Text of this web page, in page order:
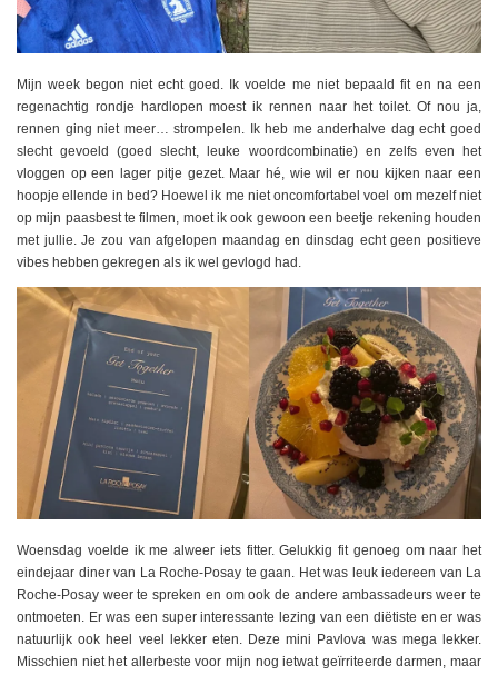
Mijn week begon niet echt goed. Ik voelde me niet bepaald fit en na een
regenachtig rondje hardlopen moest ik rennen naar het toilet. Of nou ja,
rennen ging niet meer… strompelen. Ik heb me anderhalve dag echt goed
slecht gevoeld (goed slecht, leuke woordcombinatie) en zelfs even het
vloggen op een lager pitje gezet. Maar hé, wie wil er nou kijken naar een
hoopje ellende in bed? Hoewel ik me niet oncomfortabel voel om mezelf niet
op mijn paasbest te filmen, moet ik ook gewoon een beetje rekening houden
met jullie. Je zou van afgelopen maandag en dinsdag echt geen positieve
vibes hebben gekregen als ik wel gevlogd had.
Woensdag voelde ik me alweer iets fitter. Gelukkig fit genoeg om naar het
eindejaar diner van La Roche-Posay te gaan. Het was leuk iedereen van La
Roche-Posay weer te spreken en om ook de andere ambassadeurs weer te
ontmoeten. Er was een super interessante lezing van een diëtiste en er was
natuurlijk ook heel veel lekker eten. Deze mini Pavlova was mega lekker.
Misschien niet het allerbeste voor mijn nog ietwat geïrriteerde darmen, maar